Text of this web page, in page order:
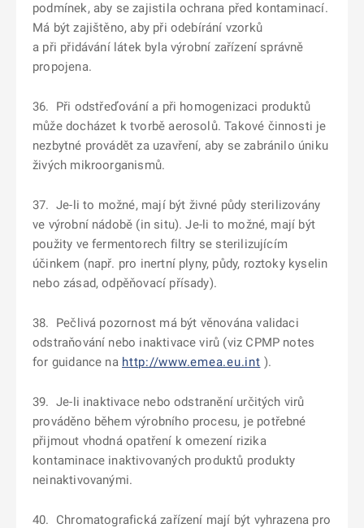
podmínek, aby se zajistila ochrana před kontaminací.
Má být zajištěno, aby při odebírání vzorků
a při přidávání látek byla výrobní zařízení správně
propojena.
36. Při odstřeďování a při homogenizaci produktů
může docházet k tvorbě aerosolů. Takové činnosti je
nezbytné provádět za uzavření, aby se zabránilo úniku
živých mikroorganismů.
37. Je-li to možné, mají být živné půdy sterilizovány
ve výrobní nádobě (in situ). Je-li to možné, mají být
použity ve fermentorech filtry se sterilizujícím
účinkem (např. pro inertní plyny, půdy, roztoky kyselin
nebo zásad, odpěňovací přísady).
38. Pečlivá pozornost má být věnována validaci
odstraňování nebo inaktivace virů (viz CPMP notes
for guidance na http://www.emea.eu.int ).
39. Je-li inaktivace nebo odstranění určitých virů
prováděno během výrobního procesu, je potřebné
přijmout vhodná opatření k omezení rizika
kontaminace inaktivovaných produktů produkty
neinaktivovanými.
40. Chromatografická zařízení mají být vyhrazena pro